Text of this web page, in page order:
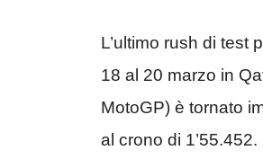
L’ultimo rush di test
18 al 20 marzo in
MotoGP) è tornato
al crono di 1’55.452.